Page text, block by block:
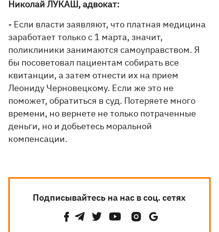
Николай ЛУКАШ, адвокат:
- Если власти заявляют, что платная медицина
заработает только с 1 марта, значит,
поликлиники занимаются самоуправством. Я
бы посоветовал пациентам собирать все
квитанции, а затем отнести их на прием
Леониду Черновецкому. Если же это не
поможет, обратиться в суд. Потеряете много
времени, но вернете не только потраченные
деньги, но и добьетесь моральной
компенсации.
Подписывайтесь на нас в соц. сетях